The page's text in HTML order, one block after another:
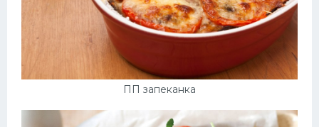
ПП запеканка